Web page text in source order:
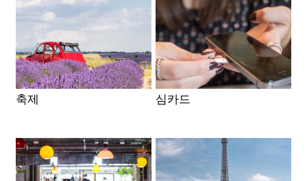
축제 심카드